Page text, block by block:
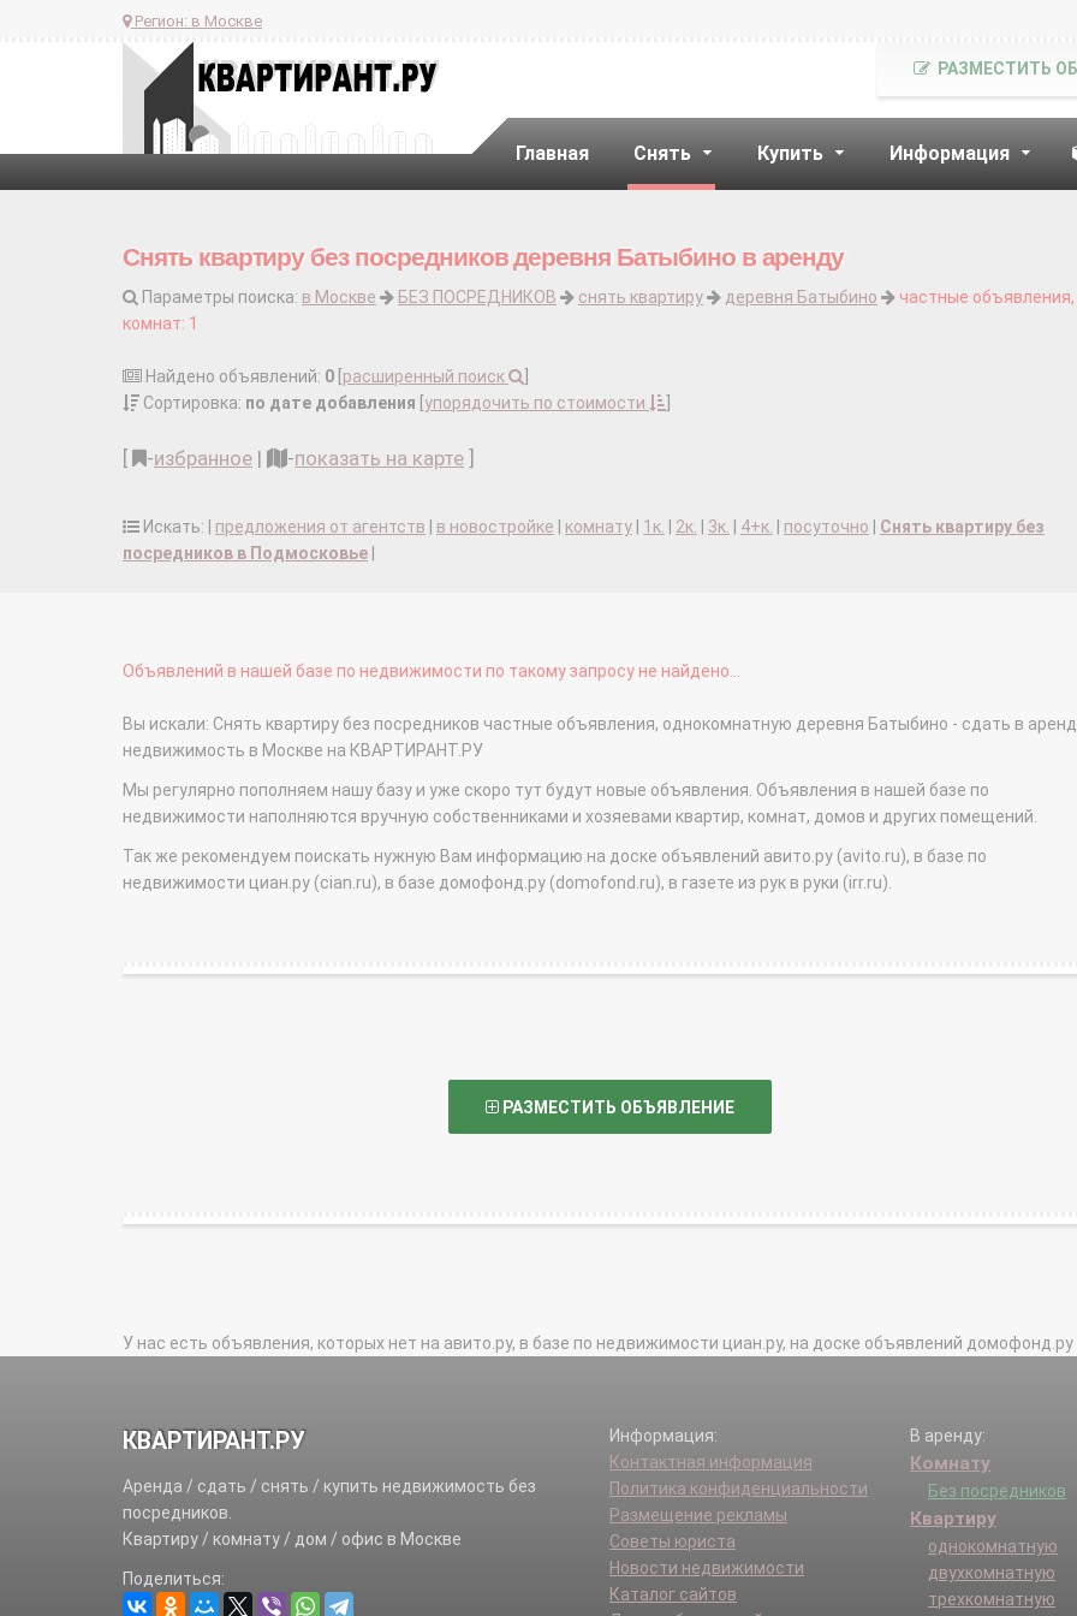
Регион: в Москве
Главная Снять Купить Информация
РАЗМЕСТИТЬ
Снять квартиру без посредников деревня Батыбино в аренду
Параметры поиска: в Москве БЕЗ ПОСРЕДНИКОВ снять квартиру деревня Батыбино
частные объявления,
комнат: 1
Найдено объявлений: 0 расширенный поиск
Сортировка: по дате добавления упорядочить по стоимости
-избранное | -показать на карте
Искать: | предложения от агентств в новостройке комнату 1к. 2к. 3к. 4+к. посуточно
Снять квартиру без
посредников в Подмосковье
Объявлений в нашей базе по недвижимости по такому запросу не найдено...
Вы искали: Снять квартиру без посредников частные объявления, однокомнатную деревня Батыбино - сдать в
недвижимость в Москве на КВАРТИРАНТ.РУ
Мы регулярно пополняем нашу базу и уже скоро тут будут новые объявления. Объявления в нашей базе по
недвижимости наполняются вручную собственниками и хозяевами квартир, комнат, домов и других помещений.
Так же рекомендуем поискать нужную Вам информацию на доске объявлений авито.ру (avito.ru), в базе по
недвижимости циан.ру (cian.ru), в базе домофонд.ру (domofond.ru), в газете из рук в руки (irr.ru).
РАЗМЕСТИТЬ ОБЪЯВЛЕНИЕ
У нас есть объявления, которых нет на авито.ру, в базе по недвижимости циан.ру, на доске объявлений домофонд.ру
КВАРТИРАНТ.РУ
Аренда / сдать / снять / купить недвижимость без
посредников.
Квартиру / комнату / дом / офис в Москве
Поделиться:
Информация:
Контактная информация
Политика конфиденциальности
Размещение рекламы
Советы юриста
Новости недвижимости
Каталог сайтов
В аренду:
Комнату
Без посредников
Квартиру
однокомнатную
двухкомнатную
трехкомнатную